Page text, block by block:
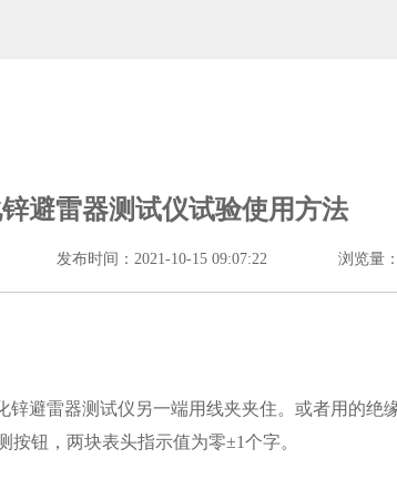
避雷器测试仪试验使用方法
发布时间：2021-10-15 09:07:22 浏览量
雷器测试仪另一端用线夹夹住。或者用的绝
钮，两块表头指示值为零±1个字。